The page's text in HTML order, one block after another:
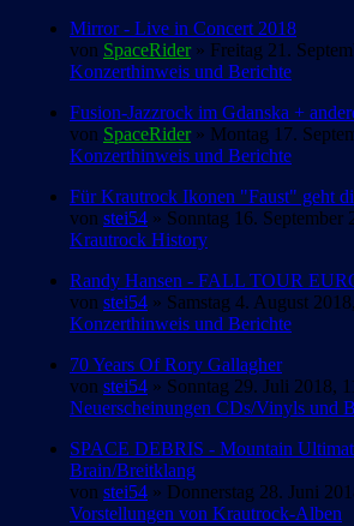
Mirror - Live in Concert 2018
von SpaceRider» Freitag 21.
Konzerthinweis und Berichte
Fusion-Jazzrock im Gdanska +
von SpaceRider» Montag 17.
Konzerthinweis und Berichte
Für Krautrock Ikonen "Faust" geht
von stei54 » Sonntag 16. September
Krautrock History
Randy Hansen - FALL TOUR
von stei54 » Samstag 4. August
Konzerthinweis und Berichte
70 Years Of Rory Gallagher
von stei54 » Sonntag 29. Juli 2018,
Neuerscheinungen CDs/Vinyls und
SPACE DEBRIS - Mountain
Brain/Breitklang
von stei54 » Donnerstag 28. Juni
Vorstellungen von Krautrock-Alben